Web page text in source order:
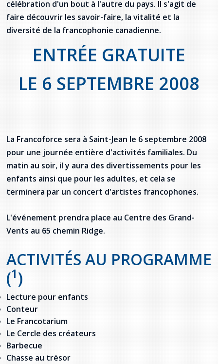
Allison Chaytor
Maurice Nzoyamara
Randy Follet
Pamela Tucker
Anastasia Knudsen
Brian Kizner
Stacy Smith
Nancy Dillon
Clare Halleran
Joseph Kayumba
Dominic Demers
Yulia Kudryakova
provincial
Ressources linguistiques pour la
communication en santé
célébration d'un bout à l'autre du pays. Il s'agit de
faire découvrir les savoir-faire, la vitalité et la
diversité de la francophonie canadienne.
ENTRÉE GRATUITE
LE 6 SEPTEMBRE 2008
La Francoforce sera à Saint-Jean le 6 septembre 2008
pour une journée entière d'activités familiales. Du
matin au soir, il y aura des divertissements pour les
enfants ainsi que pour les adultes, et cela se
terminera par un concert d'artistes francophones.
L'événement prendra place au Centre des Grand-
Vents au 65 chemin Ridge.
ACTIVITÉS AU PROGRAMME
(1)
Lecture pour enfants
Conteur
Le Francotarium
Le Cercle des créateurs
Barbecue
Chasse au trésor